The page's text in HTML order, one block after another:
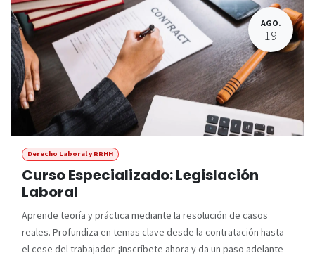
AGO.
19
Derecho Laboral y RRHH
Curso Especializado: Legislación
Laboral
Aprende teoría y práctica mediante la resolución de casos
reales. Profundiza en temas clave desde la contratación hasta
el cese del trabajador. ¡Inscríbete ahora y da un paso adelante